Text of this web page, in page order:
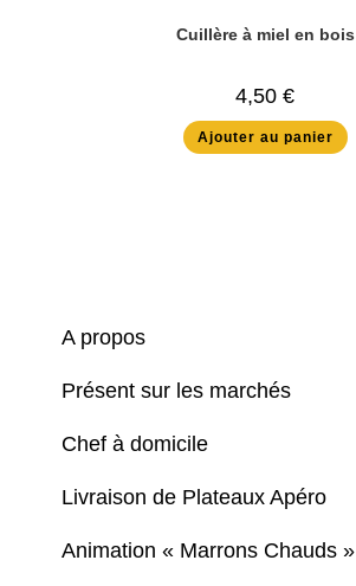
Cuillère à miel en bois
4,50 €
Ajouter au panier
A propos
Présent sur les marchés
Chef à domicile
Livraison de Plateaux Apéro
Animation « Marrons Chauds »